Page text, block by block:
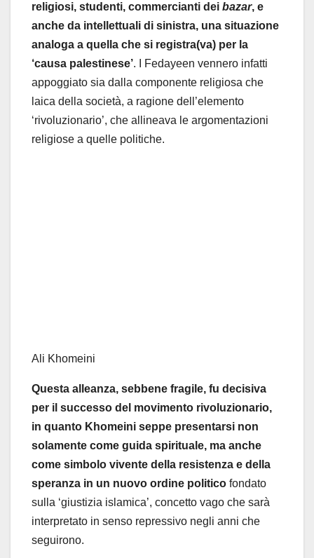
religiosi, studenti, commercianti dei bazar, e
anche da intellettuali di sinistra, una situazione
analoga a quella che si registra(va) per la
‘causa palestinese’. I Fedayeen vennero infatti
appoggiato sia dalla componente religiosa che
laica della società, a ragione dell’elemento
‘rivoluzionario’, che allineava le argomentazioni
religiose a quelle politiche.
Ali Khomeini
Questa alleanza, sebbene fragile, fu decisiva
per il successo del movimento rivoluzionario,
in quanto Khomeini seppe presentarsi non
solamente come guida spirituale, ma anche
come simbolo vivente della resistenza e della
speranza in un nuovo ordine politico fondato
sulla ‘giustizia islamica’, concetto vago che sarà
interpretato in senso repressivo negli anni che
seguirono.